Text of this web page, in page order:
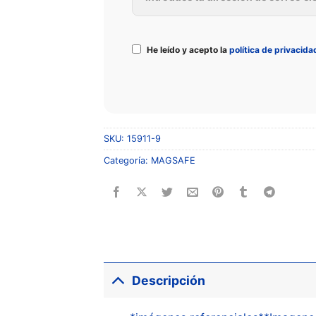
He leído y acepto la política de
SKU: 15911-9
Categoría: MAGSAFE
Descripción